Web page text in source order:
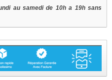
au samedi de 10h a 19h sans